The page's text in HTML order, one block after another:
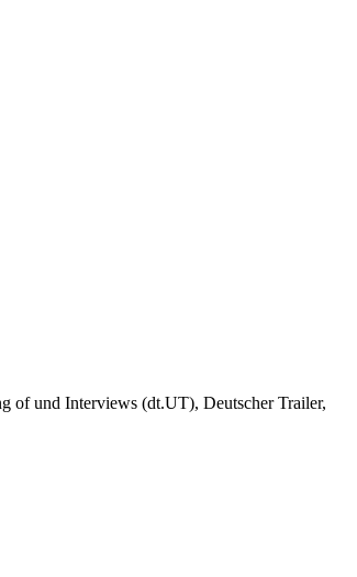
of und Interviews (dt.UT), Deutscher Trailer,